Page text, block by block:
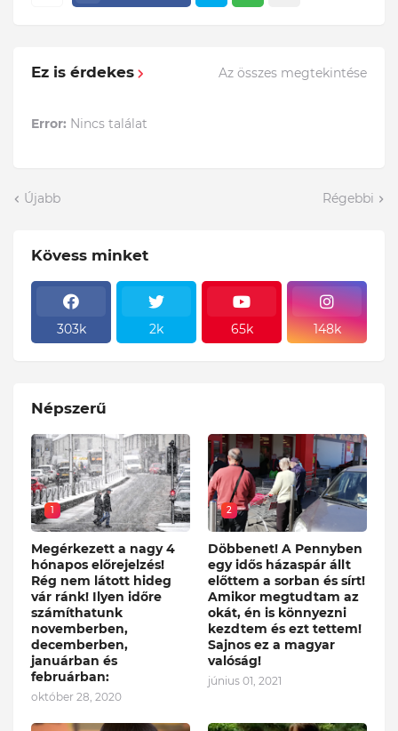
Ez is érdekes Az összes megtekintése
Error: Nincs találat
Újabb Régebbi
Kövess minket
303k 2k 65k 148k
Népszerű
1
Megérkezett a nagy 4
hónapos előrejelzés!
Rég nem látott hideg
vár ránk! Ilyen időre
számíthatunk
novemberben,
decemberben,
januárban és
februárban:
október 28, 2020
2
Döbbenet! A Pennyben
egy idős házaspár állt
előttem a sorban és sírt!
Amikor megtudtam az
okát, én is könnyezni
kezdtem és ezt tettem!
Sajnos ez a magyar
valóság!
június 01, 2021